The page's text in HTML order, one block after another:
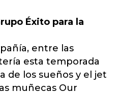
Éxito para la
entre las
esta temporada
de los sueños y el jet
muñecas Our